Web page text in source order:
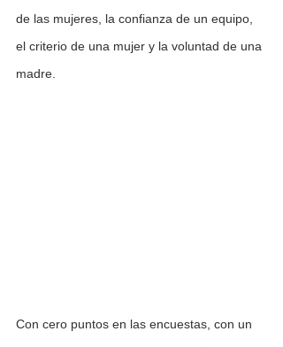
de las mujeres, la confianza de un equipo,
el criterio de una mujer y la voluntad de una
madre.
Con cero puntos en las encuestas, con un